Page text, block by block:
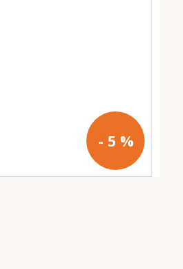
- 5 %